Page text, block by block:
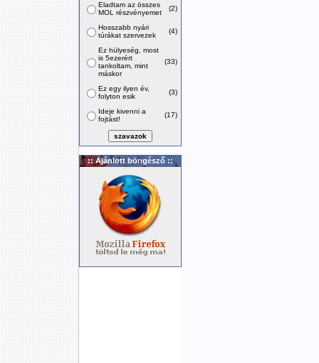
Eladtam az összes
MOL részvényemet
(2)
Hosszabb nyári
túrákat szervezek
(4)
Ez hülyeség, most
is 5ezerért
tankoltam, mint
máskor
(33)
Ez egy ilyen év,
folyton esik
(3)
Ideje kivenni a
fojtást!
(17)
:: Ajánlott böngésző ::